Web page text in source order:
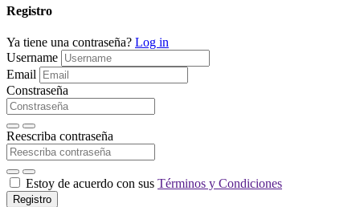
Registro
Ya tiene una contraseña? Log in
Username
Email
Constraseña
Reescriba contraseña
Estoy de acuerdo con sus Términos y Condiciones
Registro